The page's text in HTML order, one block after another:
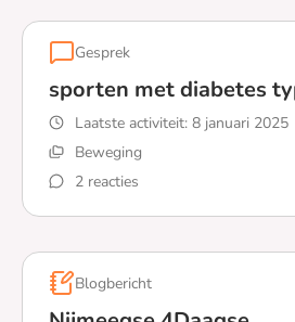
Gesprek
sporten met diabetes
Laatste activiteit: 8 januari 2025
Beweging
2 reacties
Lees meer over sporten met
Blogbericht